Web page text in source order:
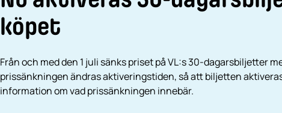
köpet
Från och med den 1 juli sänks priset på VL:s 30-dagarsbiljetter
prissänkningen ändras aktiveringstiden, så att biljetten
information om vad prissänkningen innebär.